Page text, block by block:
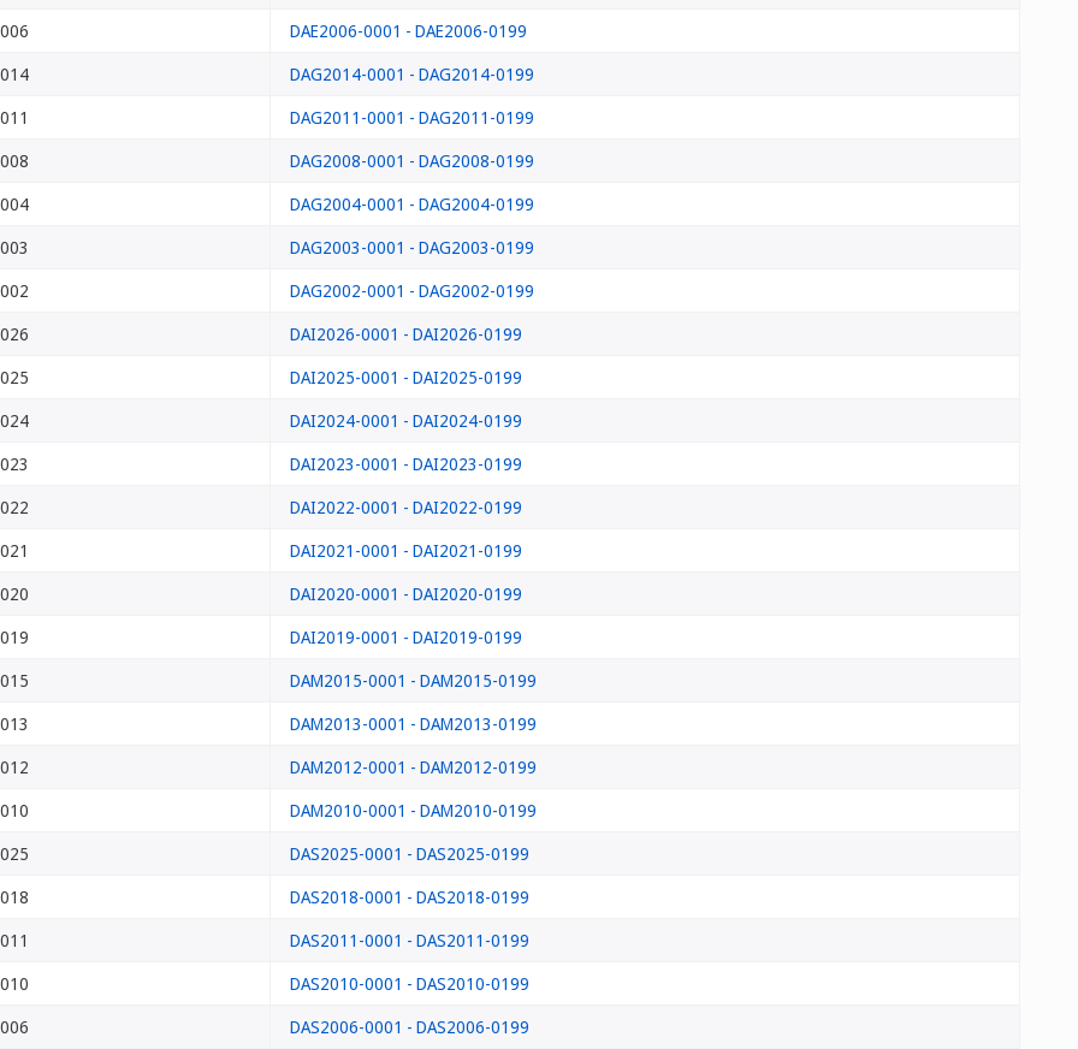
DAE2006-0001 - DAE2006-0199
DAG2014-0001 - DAG2014-0199
DAG2011-0001 - DAG2011-0199
DAG2008-0001 - DAG2008-0199
DAG2004-0001 - DAG2004-0199
DAG2003-0001 - DAG2003-0199
DAG2002-0001 - DAG2002-0199
DAI2026-0001 - DAI2026-0199
DAI2025-0001 - DAI2025-0199
DAI2024-0001 - DAI2024-0199
DAI2023-0001 - DAI2023-0199
DAI2022-0001 - DAI2022-0199
DAI2021-0001 - DAI2021-0199
DAI2020-0001 - DAI2020-0199
DAI2019-0001 - DAI2019-0199
DAM2015-0001 - DAM2015-0199
DAM2013-0001 - DAM2013-0199
DAM2012-0001 - DAM2012-0199
DAM2010-0001 - DAM2010-0199
DAS2025-0001 - DAS2025-0199
DAS2018-0001 - DAS2018-0199
DAS2011-0001 - DAS2011-0199
DAS2010-0001 - DAS2010-0199
DAS2006-0001 - DAS2006-0199